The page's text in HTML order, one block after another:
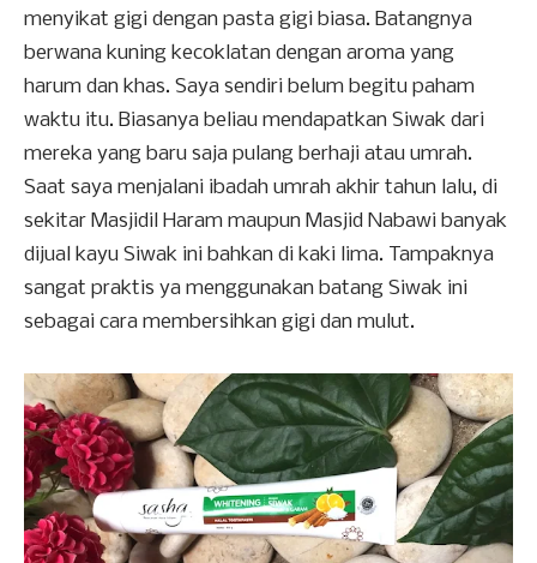
menyikat gigi dengan pasta gigi biasa. Batangnya
berwana kuning kecoklatan dengan aroma yang
harum dan khas. Saya sendiri belum begitu paham
waktu itu. Biasanya beliau mendapatkan Siwak dari
mereka yang baru saja pulang berhaji atau umrah.
Saat saya menjalani ibadah umrah akhir tahun lalu, di
sekitar Masjidil Haram maupun Masjid Nabawi banyak
dijual kayu Siwak ini bahkan di kaki lima. Tampaknya
sangat praktis ya menggunakan batang Siwak ini
sebagai cara membersihkan gigi dan mulut.